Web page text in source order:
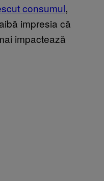
consumul,
impresia că
impactează